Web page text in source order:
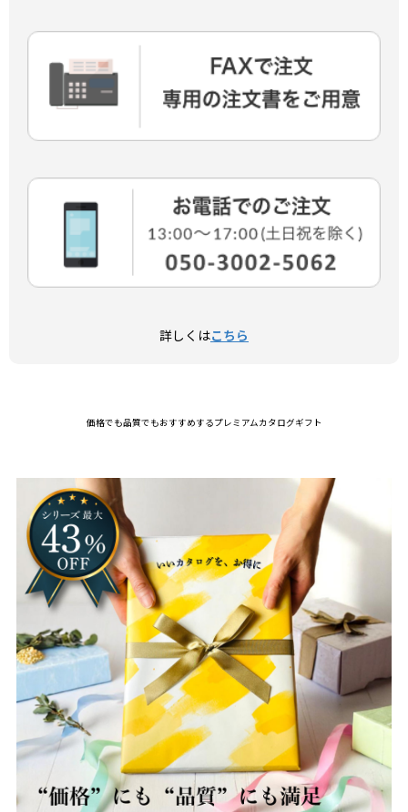
詳しくはこちら
価格でも品質でもおすすめするプレミアムカタログギフト